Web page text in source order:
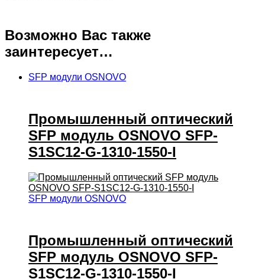
Возможно Вас также
заинтересует…
SFP модули OSNOVO
Промышленный оптический
SFP модуль OSNOVO SFP-
S1SC12-G-1310-1550-I
SFP модули OSNOVO
Промышленный оптический
SFP модуль OSNOVO SFP-
S1SC12-G-1310-1550-I